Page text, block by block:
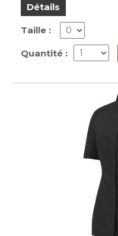
Détails
Taille :
Quantité :